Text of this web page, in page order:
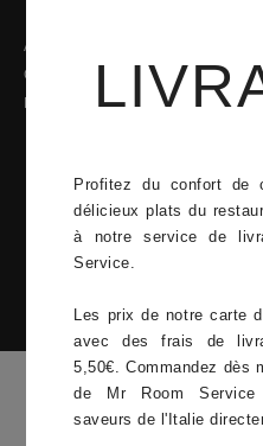
A propos
Confidentialité
Mentions légales
L'équipe
Contact
42
Profitez du confort de
délicieux plats du
à notre service de
Service.
Les prix de notre carte
avec des frais de
5,50€. Commandez dès
de Mr Room Service
saveurs de l'Italie